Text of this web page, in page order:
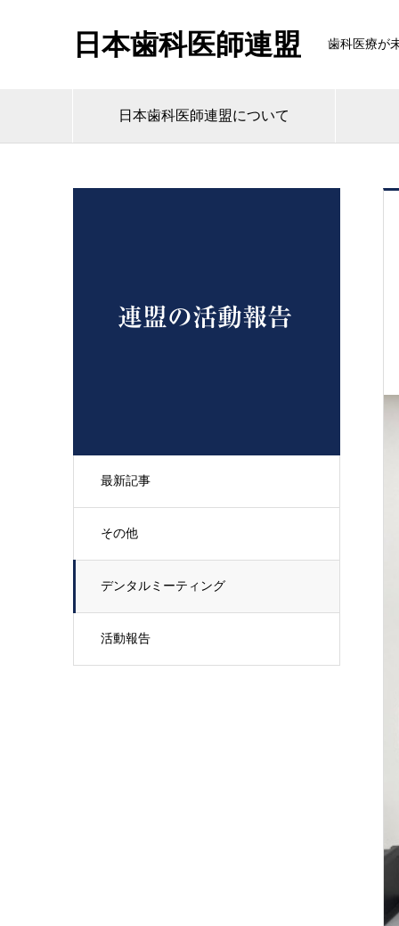
日本歯科医師連盟 歯科医療が
日本歯科医師連盟について
連盟の活動報告
最新記事
その他
デンタルミーティング
活動報告